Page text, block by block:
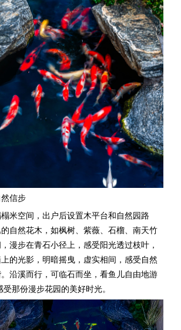
信步
米空间，出户后设置木平台和自然园路
自然花木，如枫树、紫薇、石榴、南天竹
漫步在青石小径上，感受阳光透过枝叶，
的光影，明暗摇曳，虚实相间，感受自然
沿溪而行，可临石而坐，看鱼儿自由地游
受那份漫步花园的美好时光。